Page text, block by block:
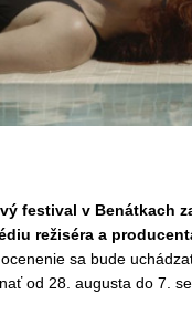
festival v Benátkach
režiséra a
sa bude
od 28. augusta do 7.